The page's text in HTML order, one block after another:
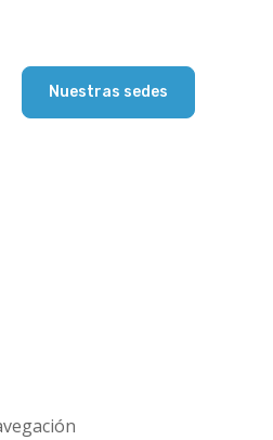
Nuestras sedes